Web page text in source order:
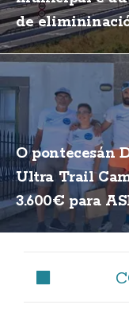
de
O pontecesán
Ultra Trail
3.600€ para